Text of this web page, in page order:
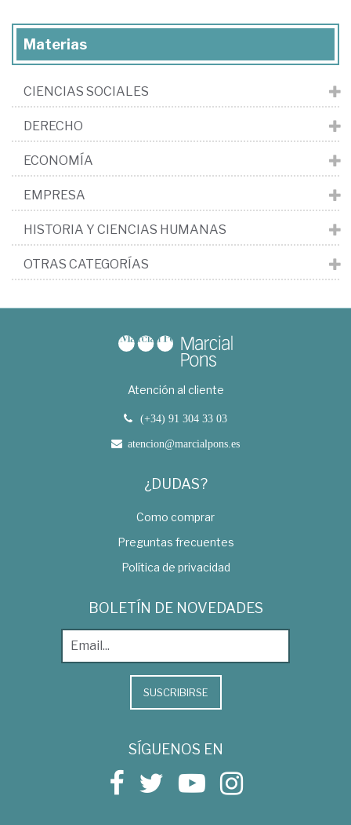
Materias
CIENCIAS SOCIALES
DERECHO
ECONOMÍA
EMPRESA
HISTORIA Y CIENCIAS HUMANAS
OTRAS CATEGORÍAS
Atención al cliente
(+34) 91 304 33 03
atencion@marcialpons.es
¿DUDAS?
Como comprar
Preguntas frecuentes
Política de privacidad
BOLETÍN DE NOVEDADES
SUSCRIBIRSE
SÍGUENOS EN